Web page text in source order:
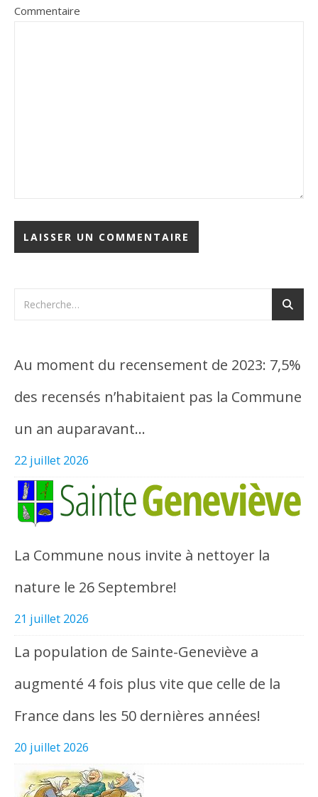
Commentaire
Au moment du recensement de 2023: 7,5%
des recensés n’habitaient pas la Commune
un an auparavant…
22 juillet 2026
La Commune nous invite à nettoyer la
nature le 26 Septembre!
21 juillet 2026
La population de Sainte-Geneviève a
augmenté 4 fois plus vite que celle de la
France dans les 50 dernières années!
20 juillet 2026